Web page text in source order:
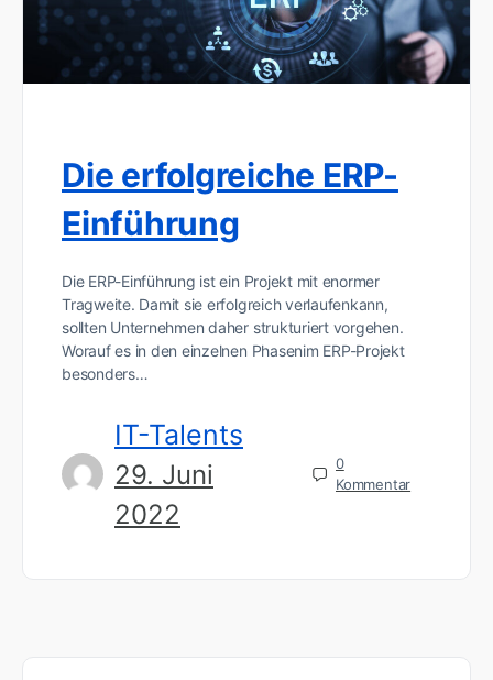
Die erfolgreiche ERP-
Einführung
Die ERP-Einführung ist ein Projekt mit enormer
Tragweite. Damit sie erfolgreich verlaufenkann,
sollten Unternehmen daher strukturiert vorgehen.
Worauf es in den einzelnen Phasenim ERP-Projekt
besonders…
IT-Talents
29. Juni
2022
0
Kommentar